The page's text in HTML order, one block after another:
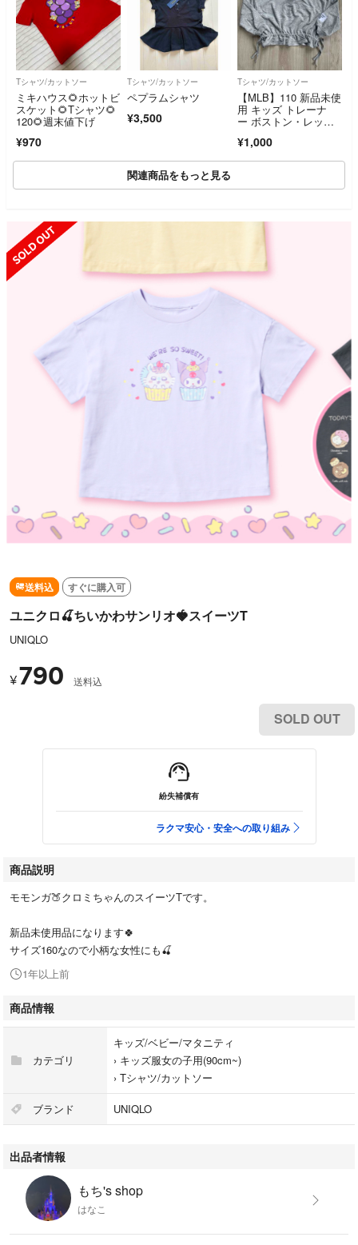
Tシャツ/カットソー
ミキハウス🌻ホットビ
スケット🌻Tシャツ🌻
120🌻週末値下げ
¥970
Tシャツ/カットソー
ペプラムシャツ
¥3,500
Tシャツ/カットソー
【MLB】110 新品未使
用 キッズ トレーナ
ー ボストン・レッド
¥1,000
関連商品をもっと見る
送料込 すぐに購入可
ユニクロ🍒ちいかわサンリオ🍓スイーツT
UNIQLO
¥790 送料込
SOLD OUT
紛失補償有
ラクマ安心・安全への取り組み
商品説明
モモンガ🍑クロミちゃんのスイーツTです。
新品未使用品になります🍀
サイズ160なので小柄な女性にも🍒
1年以上前
商品情報
カテゴリ
キッズ/ベビー/マタニティ
› キッズ服女の子用(90cm~)
› Tシャツ/カットソー
ブランド UNIQLO
出品者情報
もち's shop
はなこ